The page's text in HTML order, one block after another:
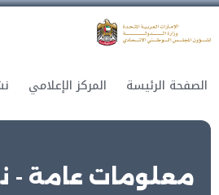
الصفحة الرئيسة المركز الإعلامي
معلومات عامة -